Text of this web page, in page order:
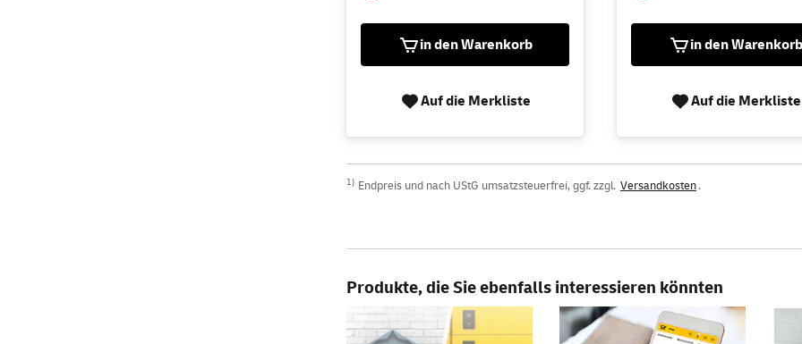
in den Warenkorb
Auf die Merkliste
in den Warenkorb
Auf die Merkliste
1) Endpreis und nach UStG umsatzsteuerfrei, ggf. zzgl. Versandkosten.
Produkte, die Sie ebenfalls interessieren könnten